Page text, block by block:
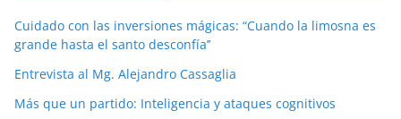
c
t
n
Cuidado con las inversiones mágicas: “Cuando la limosna es
grande hasta el santo desconfía’’
Entrevista al Mg. Alejandro Cassaglia
Más que un partido: Inteligencia y ataques cognitivos